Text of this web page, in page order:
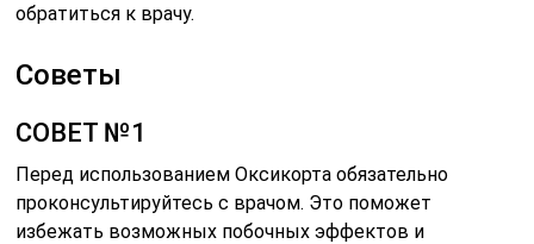
обратиться к врачу.
Советы
СОВЕТ №1
Перед использованием Оксикорта обязательно
проконсультируйтесь с врачом. Это поможет
избежать возможных побочных эффектов и